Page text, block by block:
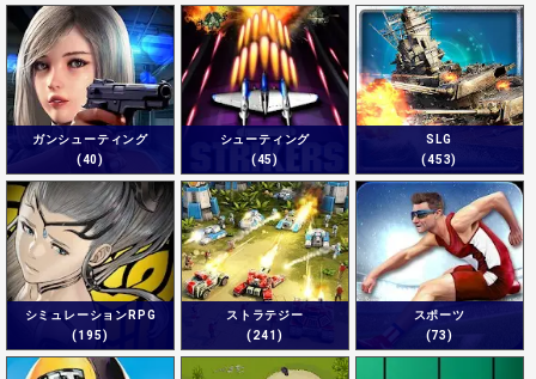
ガンシューティング
(40)
シューティング
(45)
SLG
(453)
シミュレーションRPG
(195)
ストラテジー
(241)
スポーツ
(73)